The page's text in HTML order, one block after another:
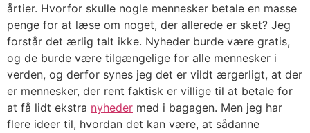
årtier. Hvorfor skulle nogle mennesker betale en masse
penge for at læse om noget, der allerede er sket? Jeg
forstår det ærlig talt ikke. Nyheder burde være gratis,
og de burde være tilgængelige for alle mennesker i
verden, og derfor synes jeg det er vildt ærgerligt, at der
er mennesker, der rent faktisk er villige til at betale for
at få lidt ekstra nyheder med i bagagen. Men jeg har
flere ideer til, hvordan det kan være, at sådanne